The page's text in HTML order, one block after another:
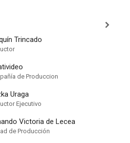
Trincado
de Produccion
Uraga
Ejecutivo
Victoria de Lecea
de Producción